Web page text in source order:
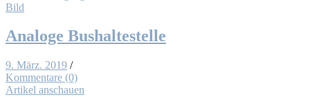
Bild
Ana­lo­ge Bus­hal­te­stel­le
9. März. 2019 /
Kommentare (0)
Artikel anschauen